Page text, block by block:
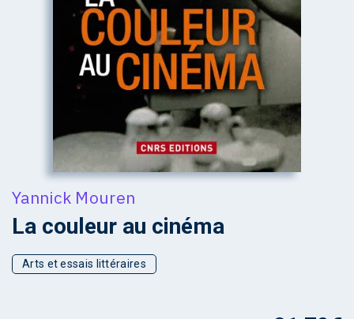
Yannick Mouren
La couleur au cinéma
Arts et essais littéraires